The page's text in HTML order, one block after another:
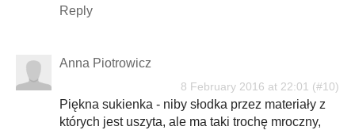
Reply
Anna Piotrowicz
8 February 2016 at 22:01
Piękna sukienka - niby słodka przez materiały z
których jest uszyta, ale ma taki trochę mroczny,